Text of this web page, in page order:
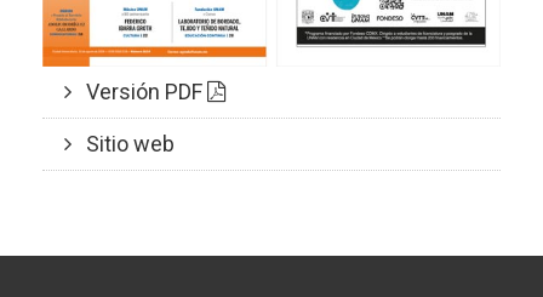
Versión PDF
Sitio web